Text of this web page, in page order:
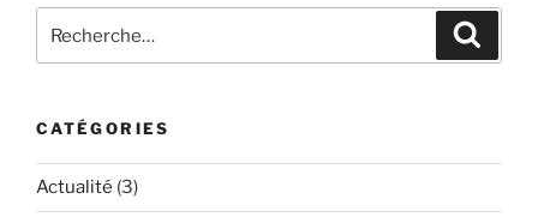
pour
CATÉGORIES
Actualité (3)